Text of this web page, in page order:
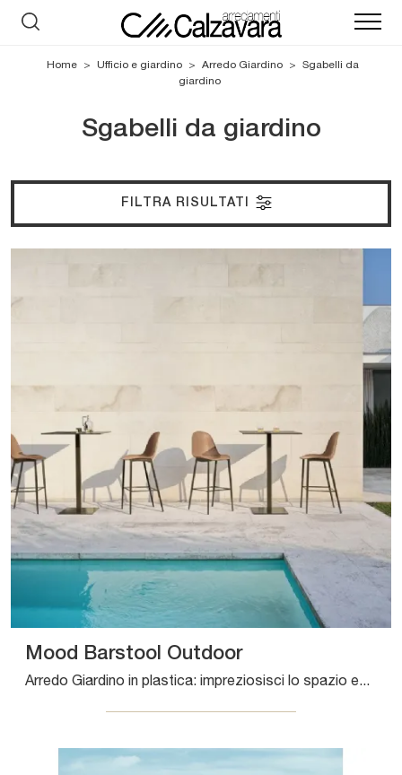
Home > Ufficio e giardino > Arredo Giardino > Sgabelli da
giardino
Sgabelli da giardino
FILTRA RISULTATI
Mood Barstool Outdoor
Arredo Giardino in plastica: impreziosisci lo spazio esterno con tante opzioni di sgabelli da giardino della marca Bontempi.